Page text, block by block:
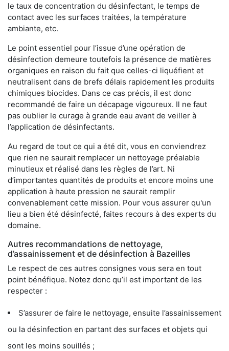
le taux de concentration du désinfectant, le temps de
contact avec les surfaces traitées, la température
ambiante, etc.
Le point essentiel pour l’issue d’une opération de
désinfection demeure toutefois la présence de matières
organiques en raison du fait que celles-ci liquéfient et
neutralisent dans de brefs délais rapidement les produits
chimiques biocides. Dans ce cas précis, il est donc
recommandé de faire un décapage vigoureux. Il ne faut
pas oublier le curage à grande eau avant de veiller à
l’application de désinfectants.
Au regard de tout ce qui a été dit, vous en conviendrez
que rien ne saurait remplacer un nettoyage préalable
minutieux et réalisé dans les règles de l’art. Ni
d’importantes quantités de produits et encore moins une
application à haute pression ne saurait remplir
convenablement cette mission. Pour vous assurer qu'un
lieu a bien été désinfecté, faites recours à des experts du
domaine.
Autres recommandations de nettoyage,
d’assainissement et de désinfection à Bazeilles
Le respect de ces autres consignes vous sera en tout
point bénéfique. Notez donc qu’il est important de les
respecter :
S’assurer de faire le nettoyage, ensuite l’assainissement
ou la désinfection en partant des surfaces et objets qui
sont les moins souillés ;